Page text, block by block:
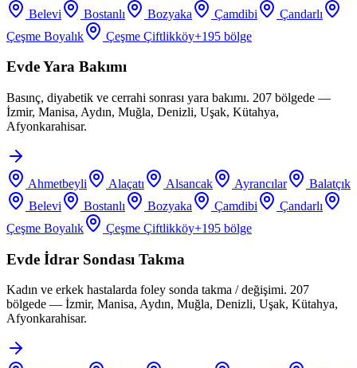
Belevi
Bostanlı Bozyaka Çamdibi
Çandarlı
Çeşme Boyalık
Çeşme Çiftlikköy+195 bölge
Evde Yara Bakımı
Basınç, diyabetik ve cerrahi sonrası yara bakımı. 207 bölgede —
İzmir, Manisa, Aydın, Muğla, Denizli, Uşak, Kütahya,
Afyonkarahisar.
Ahmetbeyli Alaçatı Alsancak Ayrancılar
Balatçık
Belevi
Bostanlı Bozyaka Çamdibi
Çandarlı
Çeşme Boyalık
Çeşme Çiftlikköy+195 bölge
Evde İdrar Sondası Takma
Kadın ve erkek hastalarda foley sonda takma / değişimi. 207
bölgede — İzmir, Manisa, Aydın, Muğla, Denizli, Uşak, Kütahya,
Afyonkarahisar.